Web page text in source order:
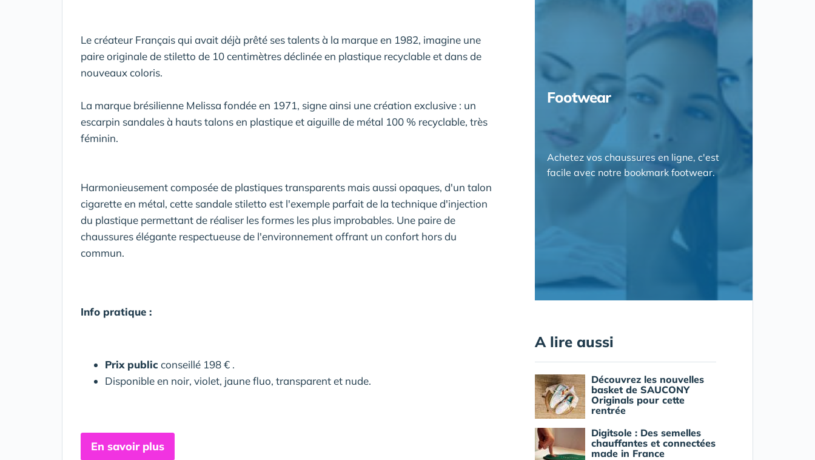
Le créateur Français qui avait déjà prêté ses talents à la marque en 1982, imagine une
paire originale de stiletto de 10 centimètres déclinée en plastique recyclable et dans de
nouveaux coloris.
La marque brésilienne Melissa fondée en 1971, signe ainsi une création exclusive : un
escarpin sandales à hauts talons en plastique et aiguille de métal 100 % recyclable, très
féminin.
Harmonieusement composée de plastiques transparents mais aussi opaques, d'un talon
cigarette en métal, cette sandale stiletto est l'exemple parfait de la technique d'injection
du plastique permettant de réaliser les formes les plus improbables. Une paire de
chaussures élégante respectueuse de l'environnement offrant un confort hors du
commun.
Info pratique :
Prix public conseillé 198 € .
Disponible en noir, violet, jaune fluo, transparent et nude.
En savoir plus
Footwear
Achetez vos chaussures en ligne, c'est
facile avec notre bookmark footwear.
A lire aussi
Découvrez les nouvelles
basket de SAUCONY
Originals pour cette
rentrée
Digitsole : Des semelles
chauffantes et connectées
made in France